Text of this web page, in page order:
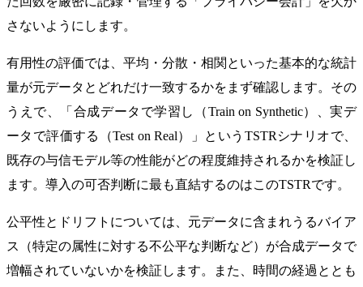
さないようにします。
有用性の評価では、平均・分散・相関といった基本的な統計
量が元データとどれだけ一致するかをまず確認します。その
うえで、「合成データで学習し（Train on Synthetic）、実デ
ータで評価する（Test on Real）」というTSTRシナリオで、
既存の与信モデル等の性能がどの程度維持されるかを検証し
ます。導入の可否判断に最も直結するのはこのTSTRです。
公平性とドリフトについては、元データに含まれうるバイア
ス（特定の属性に対する不公平な判断など）が合成データで
増幅されていないかを検証します。また、時間の経過ととも